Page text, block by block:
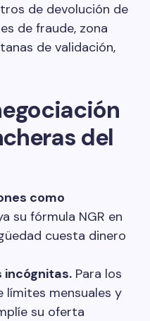
de devolución de
de fraude, zona
de validación,
del
como
su fórmula NGR en
cuesta dinero
incógnitas. Para los
límites mensuales y
su oferta